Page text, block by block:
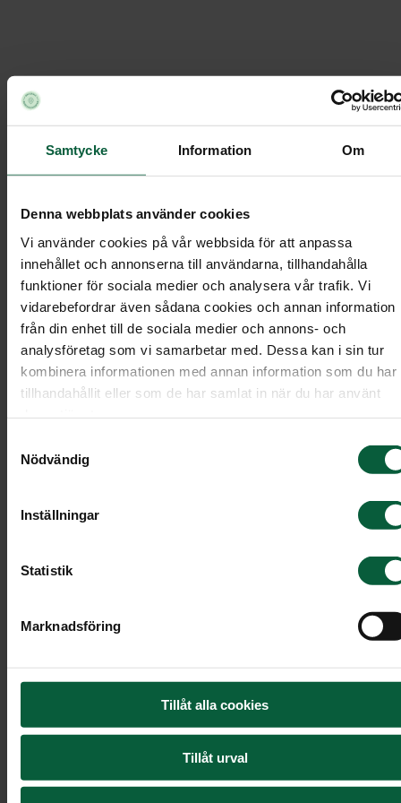
Samtycke Information Om
Denna webbplats använder cookies
Vi använder cookies på vår webbsida för att anpassa
innehållet och annonserna till användarna, tillhandahålla
funktioner för sociala medier och analysera vår trafik. Vi
vidarebefordrar även sådana cookies och annan information
från din enhet till de sociala medier och annons- och
analysföretag som vi samarbetar med. Dessa kan i sin tur
kombinera informationen med annan information som du har
tillhandahållit eller som de har samlat in när du har använt
Nödvändig
Inställningar
Statistik
Marknadsföring
Tillåt alla cookies
Tillåt urval
Bengt Gustavsson Begravningsbyrå i
Västerås
Boka möte